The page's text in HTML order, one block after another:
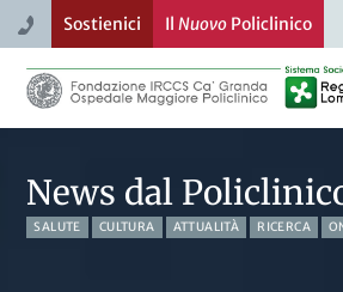
Sostienici Il NuovoPoliclinico
News dal
SALUTE CULTURA ATTUALITÀ RICERCA